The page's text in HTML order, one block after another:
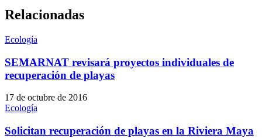
Relacionadas
Ecología
SEMARNAT revisará proyectos individuales de
recuperación de playas
17 de octubre de 2016
Ecología
Solicitan recuperación de playas en la Riviera Maya